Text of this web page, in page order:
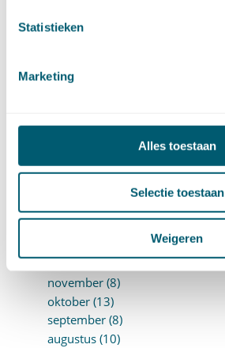
Statistieken
Marketing
Alles toestaan
Selectie toestaan
Weigeren
december (6)
september (8)
juli (20)
april (20)
februari (12)
december (8)
november (8)
oktober (13)
september (8)
augustus (10)